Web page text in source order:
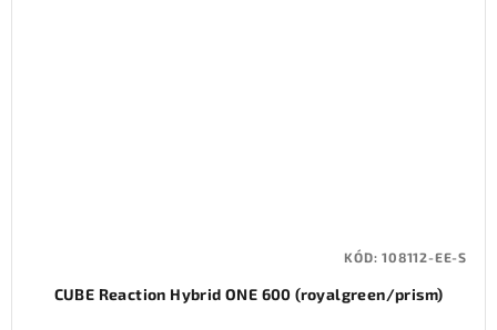
CUBE Reaction Hybrid ONE 600 (royalgreen/prism)
KÓD:108112-EE-S